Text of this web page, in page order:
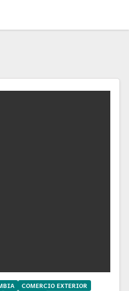
COMERCIO EXTERIOR